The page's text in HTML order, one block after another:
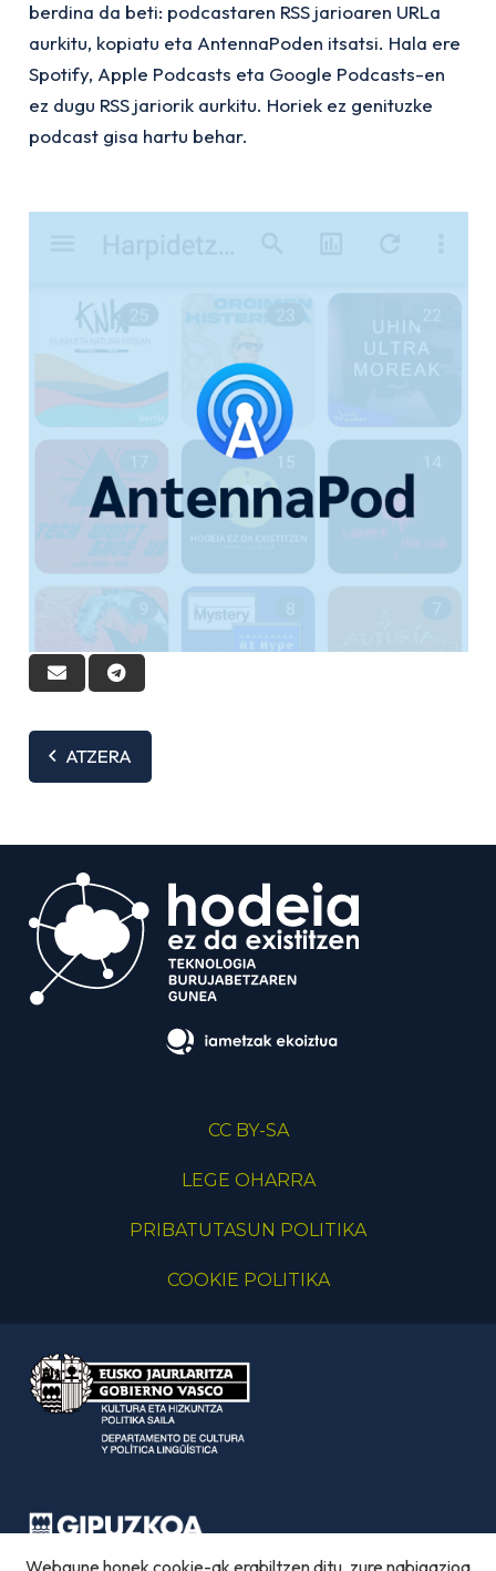
berdina da beti: podcastaren RSS jarioaren URLa
aurkitu, kopiatu eta AntennaPoden itsatsi. Hala ere
Spotify, Apple Podcasts eta Google Podcasts-en
ez dugu RSS jariorik aurkitu. Horiek ez genituzke
podcast gisa hartu behar.
ATZERA
CC BY-SA
LEGE OHARRA
PRIBATUTASUN POLITIKA
COOKIE POLITIKA